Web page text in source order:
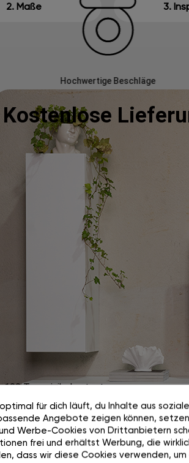
Hochwertige Beschläge
2. Maße 3.
Kostenlose
100 Tage risikolos testen
für dich läuft, du Inhalte aus
Angebote zeigen können,
Werbe-Cookies von Drittanbietern
frei und erhältst Werbung, die
dass wir diese Cookies verwenden, um